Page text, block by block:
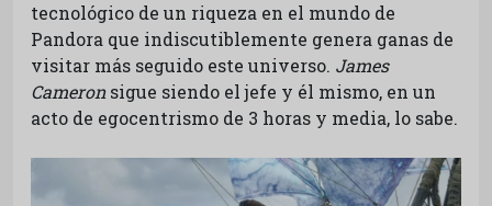
tecnológico de un riqueza en el mundo de
Pandora que indiscutiblemente genera ganas de
visitar más seguido este universo. James
Cameronsigue siendo el jefe y él mismo, en un
acto de egocentrismo de 3 horas y media, lo sabe.